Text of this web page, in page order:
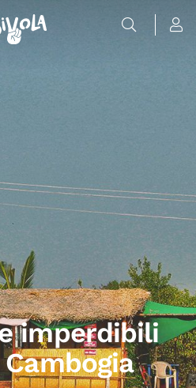
imperdibili